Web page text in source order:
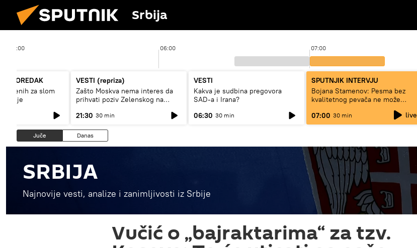
Srbija
05:00 06:00 07:00
POREDAK
za slom
VESTI (repriza)
Zašto Moskva nema interes da
prihvati poziv Zelenskog na
21:30 30 min
VESTI
Kakva je sudbina pregovora
SAD-a i Irana?
06:30 30 min
SPUTNJIK INTERVJU
Bojana Stamenov: Pesma bez
kvalitetnog pevača ne može
07:00 30 min live
Juče Danas
SRBIJA
Najnovije vesti, analize i zanimljivosti iz Srbije
Vučić o „bajraktarima“ za tzv.